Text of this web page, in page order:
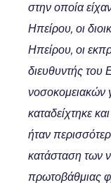
στην οποία
Ηπείρου, οι
Ηπείρου, οι
διευθυντής
νοσοκομειακών
καταδείχτηκε
ήταν
κατάσταση των
πρωτοβάθμιας